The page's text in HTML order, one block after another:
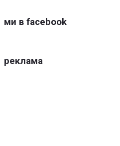
ми в facebook
реклама